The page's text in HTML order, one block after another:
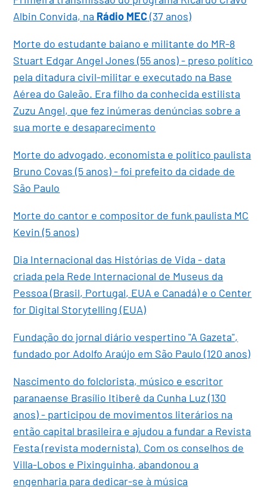
Albin Convida, na Rádio MEC (37 anos)
Morte do estudante baiano e militante do MR-8
Stuart Edgar Angel Jones (55 anos) - preso político
pela ditadura civil-militar e executado na Base
Aérea do Galeão. Era filho da conhecida estilista
Zuzu Angel, que fez inúmeras denúncias sobre a
sua morte e desaparecimento
Morte do advogado, economista e político paulista
Bruno Covas (5 anos) - foi prefeito da cidade de
São Paulo
Morte do cantor e compositor de funk paulista MC
Kevin (5 anos)
Dia Internacional das Histórias de Vida - data
criada pela Rede Internacional de Museus da
Pessoa (Brasil, Portugal, EUA e Canadá) e o Center
for Digital Storytelling (EUA)
Fundação do jornal diário vespertino "A Gazeta",
fundado por Adolfo Araújo em São Paulo (120 anos)
Nascimento do folclorista, músico e escritor
paranaense Brasílio Itiberê da Cunha Luz (130
anos) - participou de movimentos literários na
então capital brasileira e ajudou a fundar a Revista
Festa (revista modernista). Com os conselhos de
Villa-Lobos e Pixinguinha, abandonou a
engenharia para dedicar-se à música